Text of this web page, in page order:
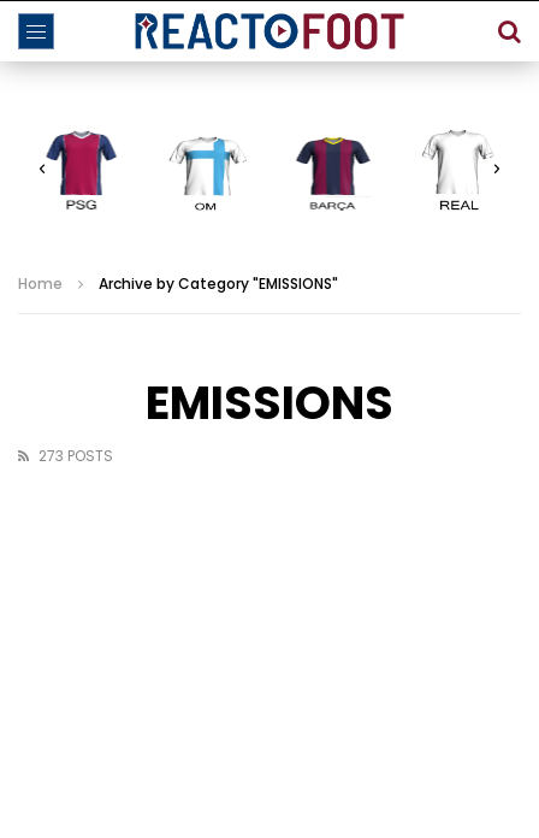
Home Archive by Category "EMISSIONS"
EMISSIONS
273 POSTS